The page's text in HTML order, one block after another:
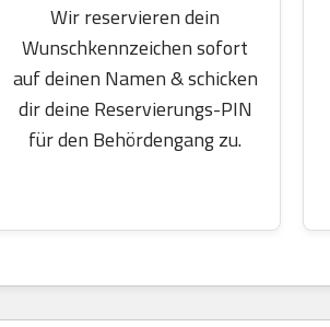
Wir reservieren dein
Wunschkennzeichen sofort
auf deinen Namen & schicken
dir deine Reservierungs-PIN
für den Behördengang zu.